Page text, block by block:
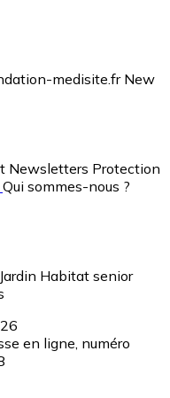
medisite.fr New
Newsletters Protection
Qui sommes-nous ?
Habitat senior
en ligne, numéro